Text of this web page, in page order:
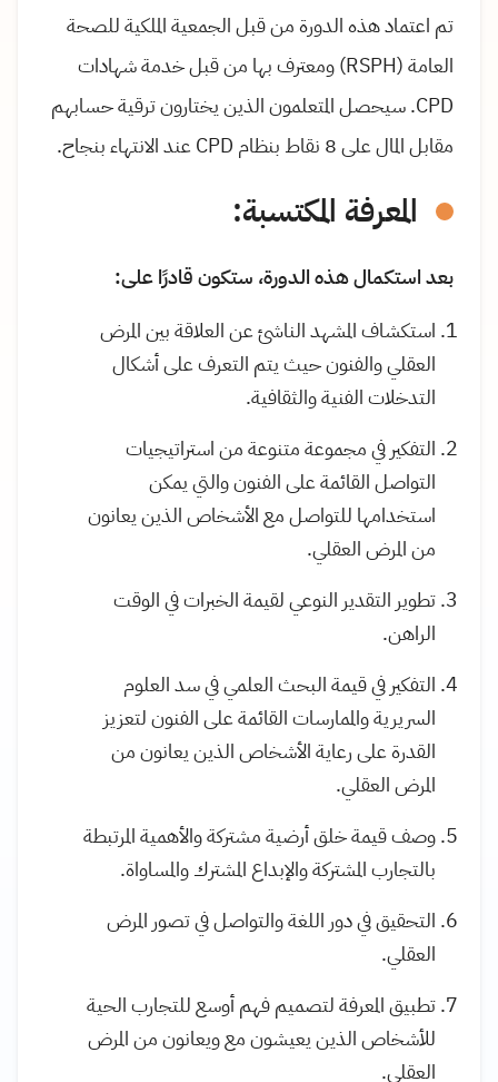
تم اعتماد هذه الدورة من قبل الجمعية الملكية للصحة
العامة (RSPH) ومعترف بها من قبل خدمة شهادات
CPD. سيحصل المتعلمون الذين يختارون ترقية حسابهم
مقابل المال على 8 نقاط بنظام
CPD عند الانتهاء بنجاح.
المعرفة المكتسبة:
بعد استكمال هذه الدورة، ستكون قادرًا على:
استكشاف المشهد الناشئ عن العلاقة بين المرض
العقلي والفنون حيث يتم التعرف على أشكال
التدخلات الفنية والثقافية.
التفكير في مجموعة متنوعة من استراتيجيات
التواصل القائمة على الفنون والتي يمكن
استخدامها للتواصل مع الأشخاص الذين يعانون
من المرض العقلي.
تطوير التقدير النوعي لقيمة الخبرات في الوقت
الراهن.
التفكير في قيمة البحث العلمي في سد العلوم
السريرية والممارسات القائمة على الفنون لتعزيز
القدرة على رعاية الأشخاص الذين يعانون من
المرض العقلي.
وصف قيمة خلق أرضية مشتركة والأهمية المرتبطة
بالتجارب المشتركة والإبداع المشترك والمساواة.
التحقيق في دور اللغة والتواصل في تصور المرض
العقلي.
تطبيق المعرفة لتصميم فهم أوسع للتجارب الحية
للأشخاص الذين يعيشون مع ويعانون من المرض
العقلي.